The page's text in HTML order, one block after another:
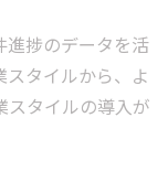
進捗のデータを活
タイルから、よ
スタイルの導入が